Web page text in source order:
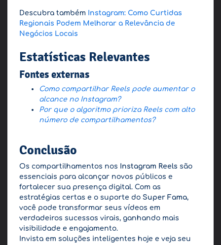
Descubra também Instagram: Como Curtidas
Regionais Podem Melhorar a Relevância de
Negócios Locais
Estatísticas Relevantes
Fontes externas
Como compartilhar Reels pode aumentar o
alcance no Instagram?
Por que o algoritmo prioriza Reels com alto
número de compartilhamentos?
Conclusão
Os compartilhamentos nos Instagram Reels são
essenciais para alcançar novos públicos e
fortalecer sua presença digital. Com as
estratégias certas e o suporte do Super Fama,
você pode transformar seus vídeos em
verdadeiros sucessos virais, ganhando mais
visibilidade e engajamento.
Invista em soluções inteligentes hoje e veja seu